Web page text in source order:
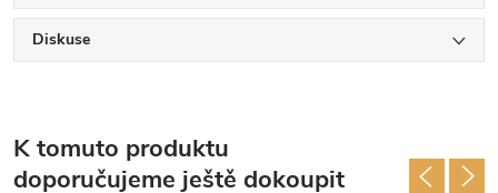
Diskuse
K tomuto produktu
doporučujeme ještě dokoupit